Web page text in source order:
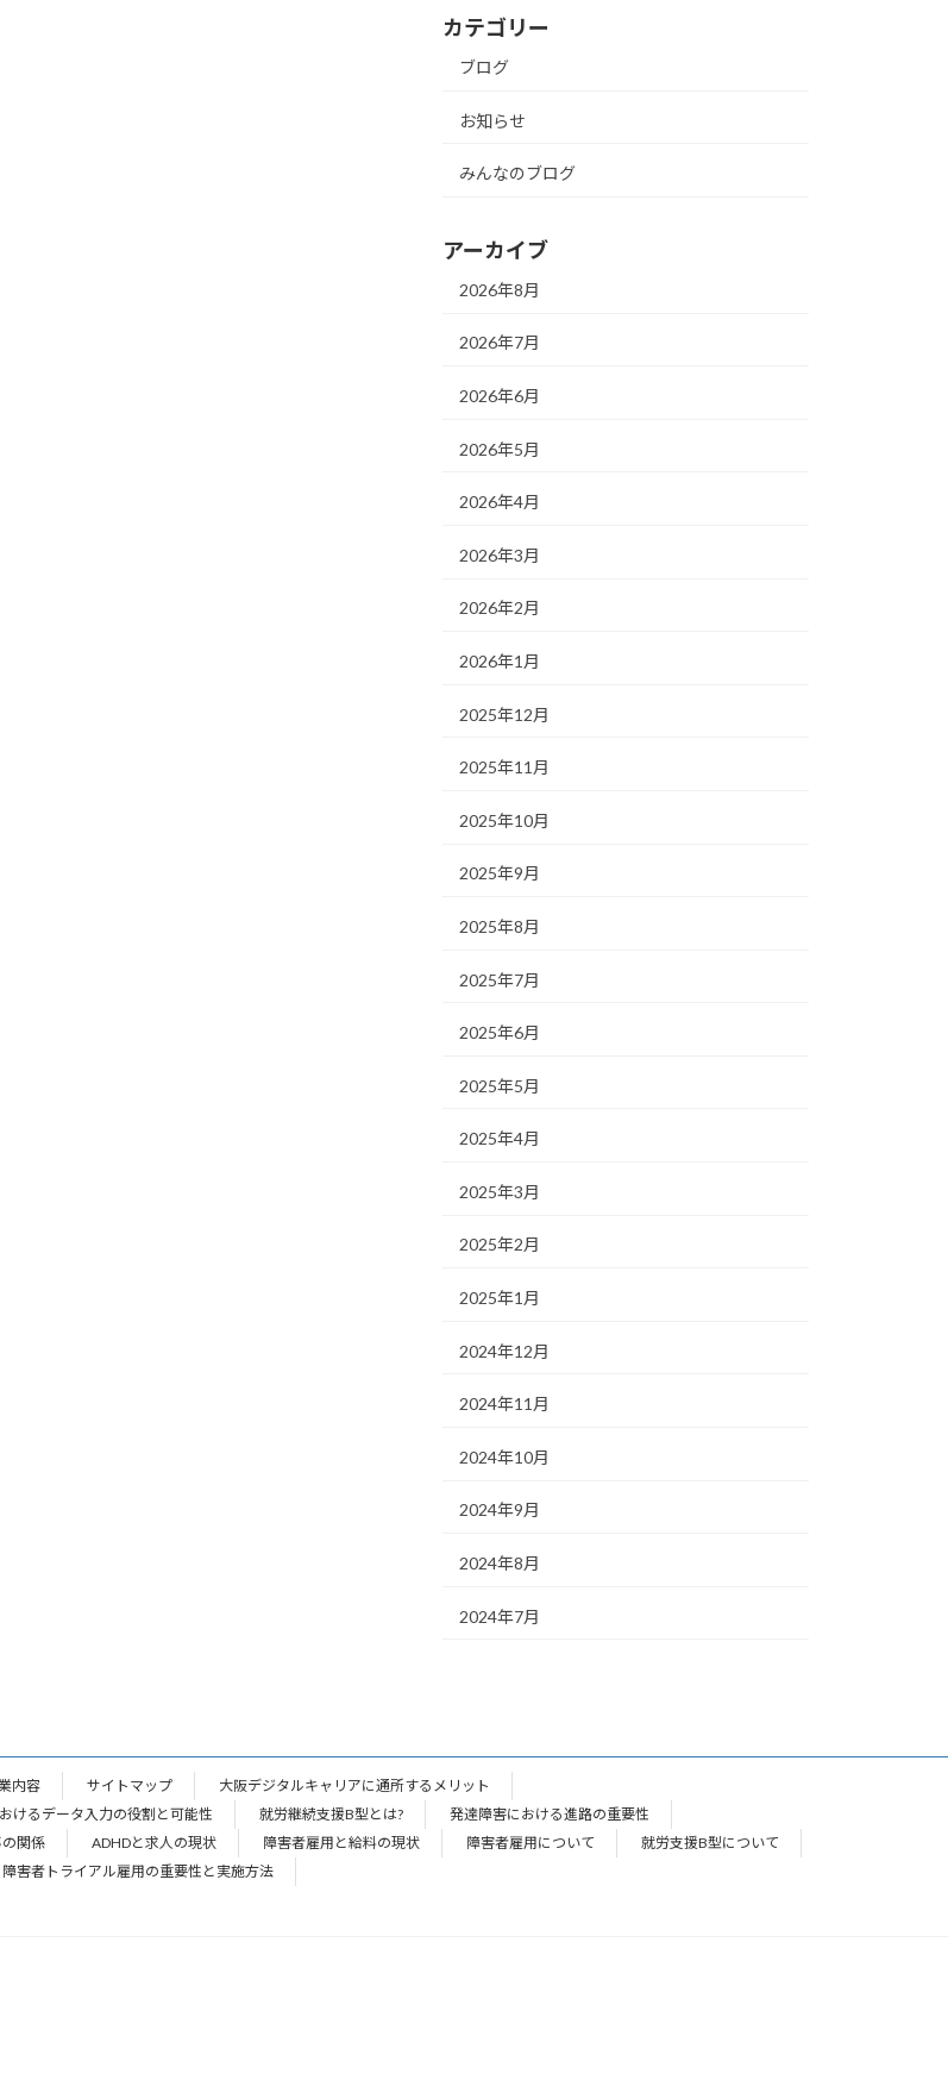
カテゴリー
ブログ
お知らせ
みんなのブログ
アーカイブ
2026年8月
2026年7月
2026年6月
2026年5月
2026年4月
2026年3月
2026年2月
2026年1月
2025年12月
2025年11月
2025年10月
2025年9月
2025年8月
2025年7月
2025年6月
2025年5月
2025年4月
2025年3月
2025年2月
2025年1月
2024年12月
2024年11月
2024年10月
2024年9月
2024年8月
2024年7月
内容 サイトマップ
大阪デジタルキャリアに通所するメリット
けるデータ入力の役割と可能性 就労継続支援B型とは?
発達障害における進路の重要性
関係 ADHDと求人の現状 障害者雇用と給料の現状 障害者雇用について
就労支援B型について
障害者トライアル雇用の重要性と実施方法